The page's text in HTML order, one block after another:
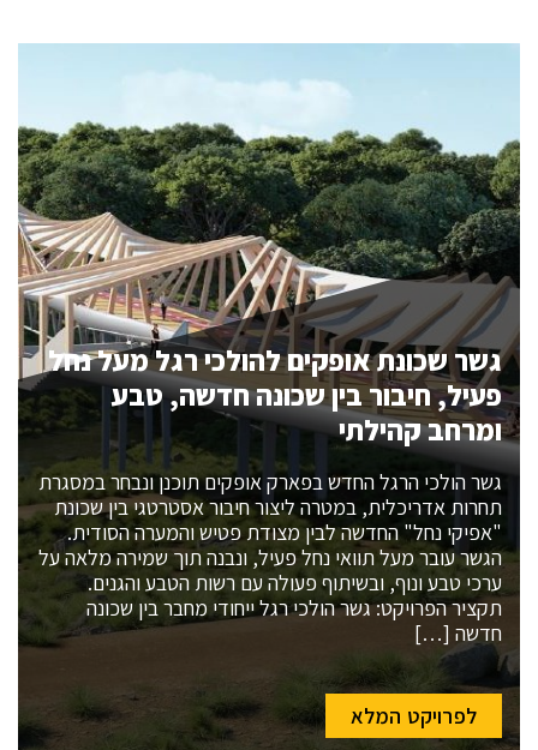
גשר שכונת אופקים להולכי רגל מעל נחל
פעיל, חיבור בין שכונה חדשה, טבע
ומרחב קהילתי
גשר הולכי הרגל החדש בפארק אופקים תוכנן ונבחר במסגרת
תחרות אדריכלית, במטרה ליצור חיבור אסטרטגי בין שכונת
"אפיקי נחל" החדשה לבין מצודת פטיש והמערה הסודית.
הגשר עובר מעל תוואי נחל פעיל, ונבנה תוך שמירה מלאה על
ערכי טבע ונוף, ובשיתוף פעולה עם רשות הטבע והגנים.
תקציר הפרויקט: גשר הולכי רגל ייחודי מחבר בין שכונה
חדשה […]
לפרויקט המלא